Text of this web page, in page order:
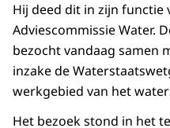
Hij deed dit in zijn functie
Adviescommissie Water.
bezocht vandaag samen
inzake de
werkgebied van het
Het bezoek stond in het